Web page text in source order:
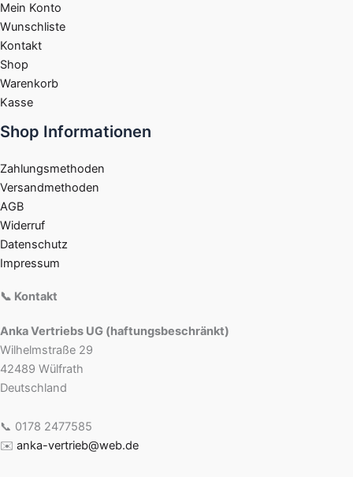
Mein Konto
Wunschliste
Kontakt
Shop
Warenkorb
Kasse
Shop Informationen
Zahlungsmethoden
Versandmethoden
AGB
Widerruf
Datenschutz
Impressum
📞 Kontakt
Anka Vertriebs UG (haftungsbeschränkt)
Wilhelmstraße 29
42489 Wülfrath
Deutschland
📞 0178 2477585
✉️ anka-vertrieb@web.de